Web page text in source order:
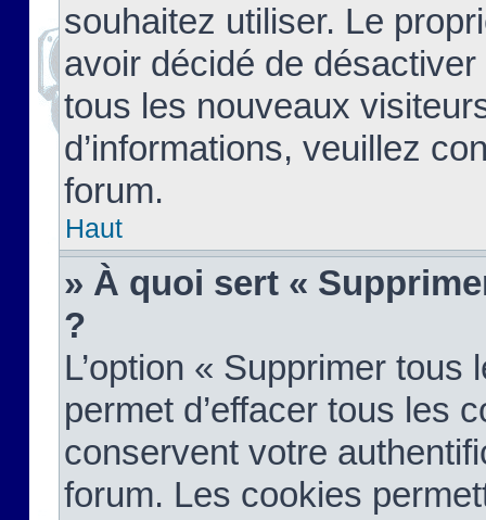
souhaitez utiliser. Le
avoir décidé de
tous les nouveaux
d’informations, veuillez
forum.
Haut
» À quoi sert «
?
L’option « Supprimer
permet d’effacer tous les
conservent votre
forum. Les cookies